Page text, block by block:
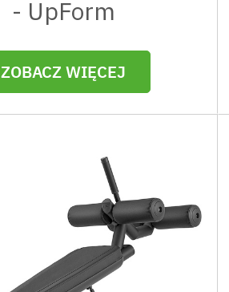
- UpForm
ZOBACZ WIĘCEJ